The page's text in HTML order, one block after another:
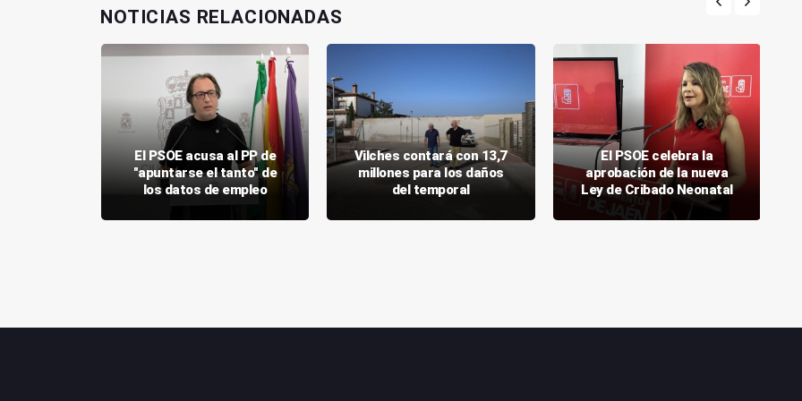
NOTICIAS RELACIONADAS
El PSOE acusa al PP de
"apuntarse el tanto" de
los datos de empleo
Vilches contará con 13,7
millones para los daños
del temporal
El PSOE celebra la
aprobación de la nueva
Ley de Cribado Neonatal